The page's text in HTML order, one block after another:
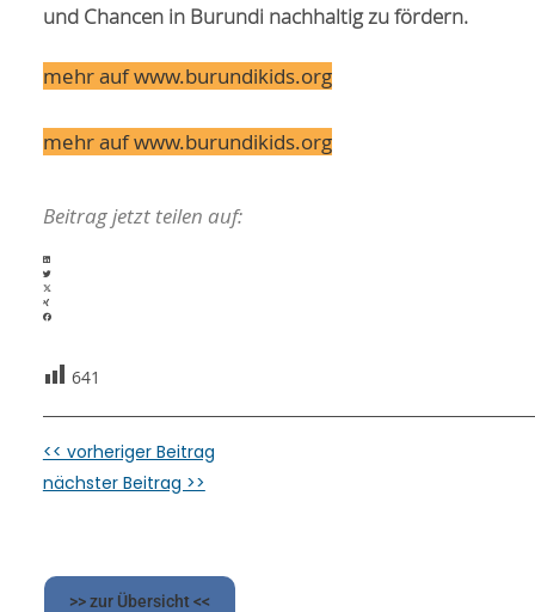
und Chancen in Burundi nachhaltig zu fördern.
mehr auf www.burundikids.org
mehr auf www.burundikids.org
Beitrag jetzt teilen auf:
641
<< vorheriger Beitrag
nächster Beitrag >>
>> zur Übersicht <<